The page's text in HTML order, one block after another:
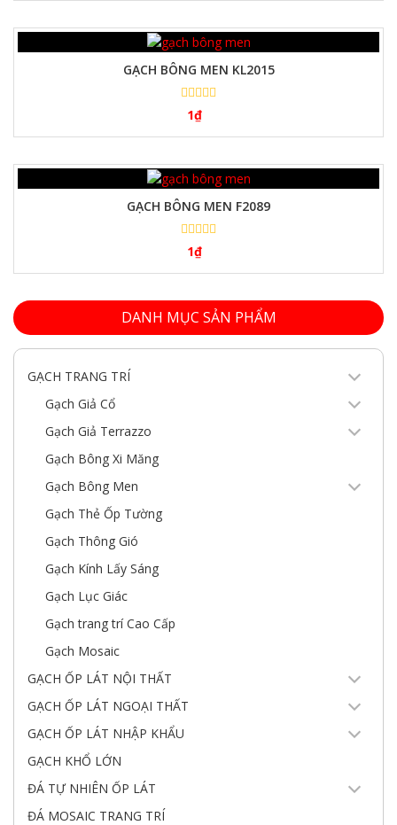
GẠCH BÔNG MEN KL2015
1₫
GẠCH BÔNG MEN F2089
1₫
DANH MỤC SẢN PHẨM
GẠCH TRANG TRÍ
Gạch Giả Cổ
Gạch Giả Terrazzo
Gạch Bông Xi Măng
Gạch Bông Men
Gạch Thẻ Ốp Tường
Gạch Thông Gió
Gạch Kính Lấy Sáng
Gạch Lục Giác
Gạch trang trí Cao Cấp
Gạch Mosaic
GẠCH ỐP LÁT NỘI THẤT
GẠCH ỐP LÁT NGOẠI THẤT
GẠCH ỐP LÁT NHẬP KHẨU
GẠCH KHỔ LỚN
ĐÁ TỰ NHIÊN ỐP LÁT
ĐÁ MOSAIC TRANG TRÍ